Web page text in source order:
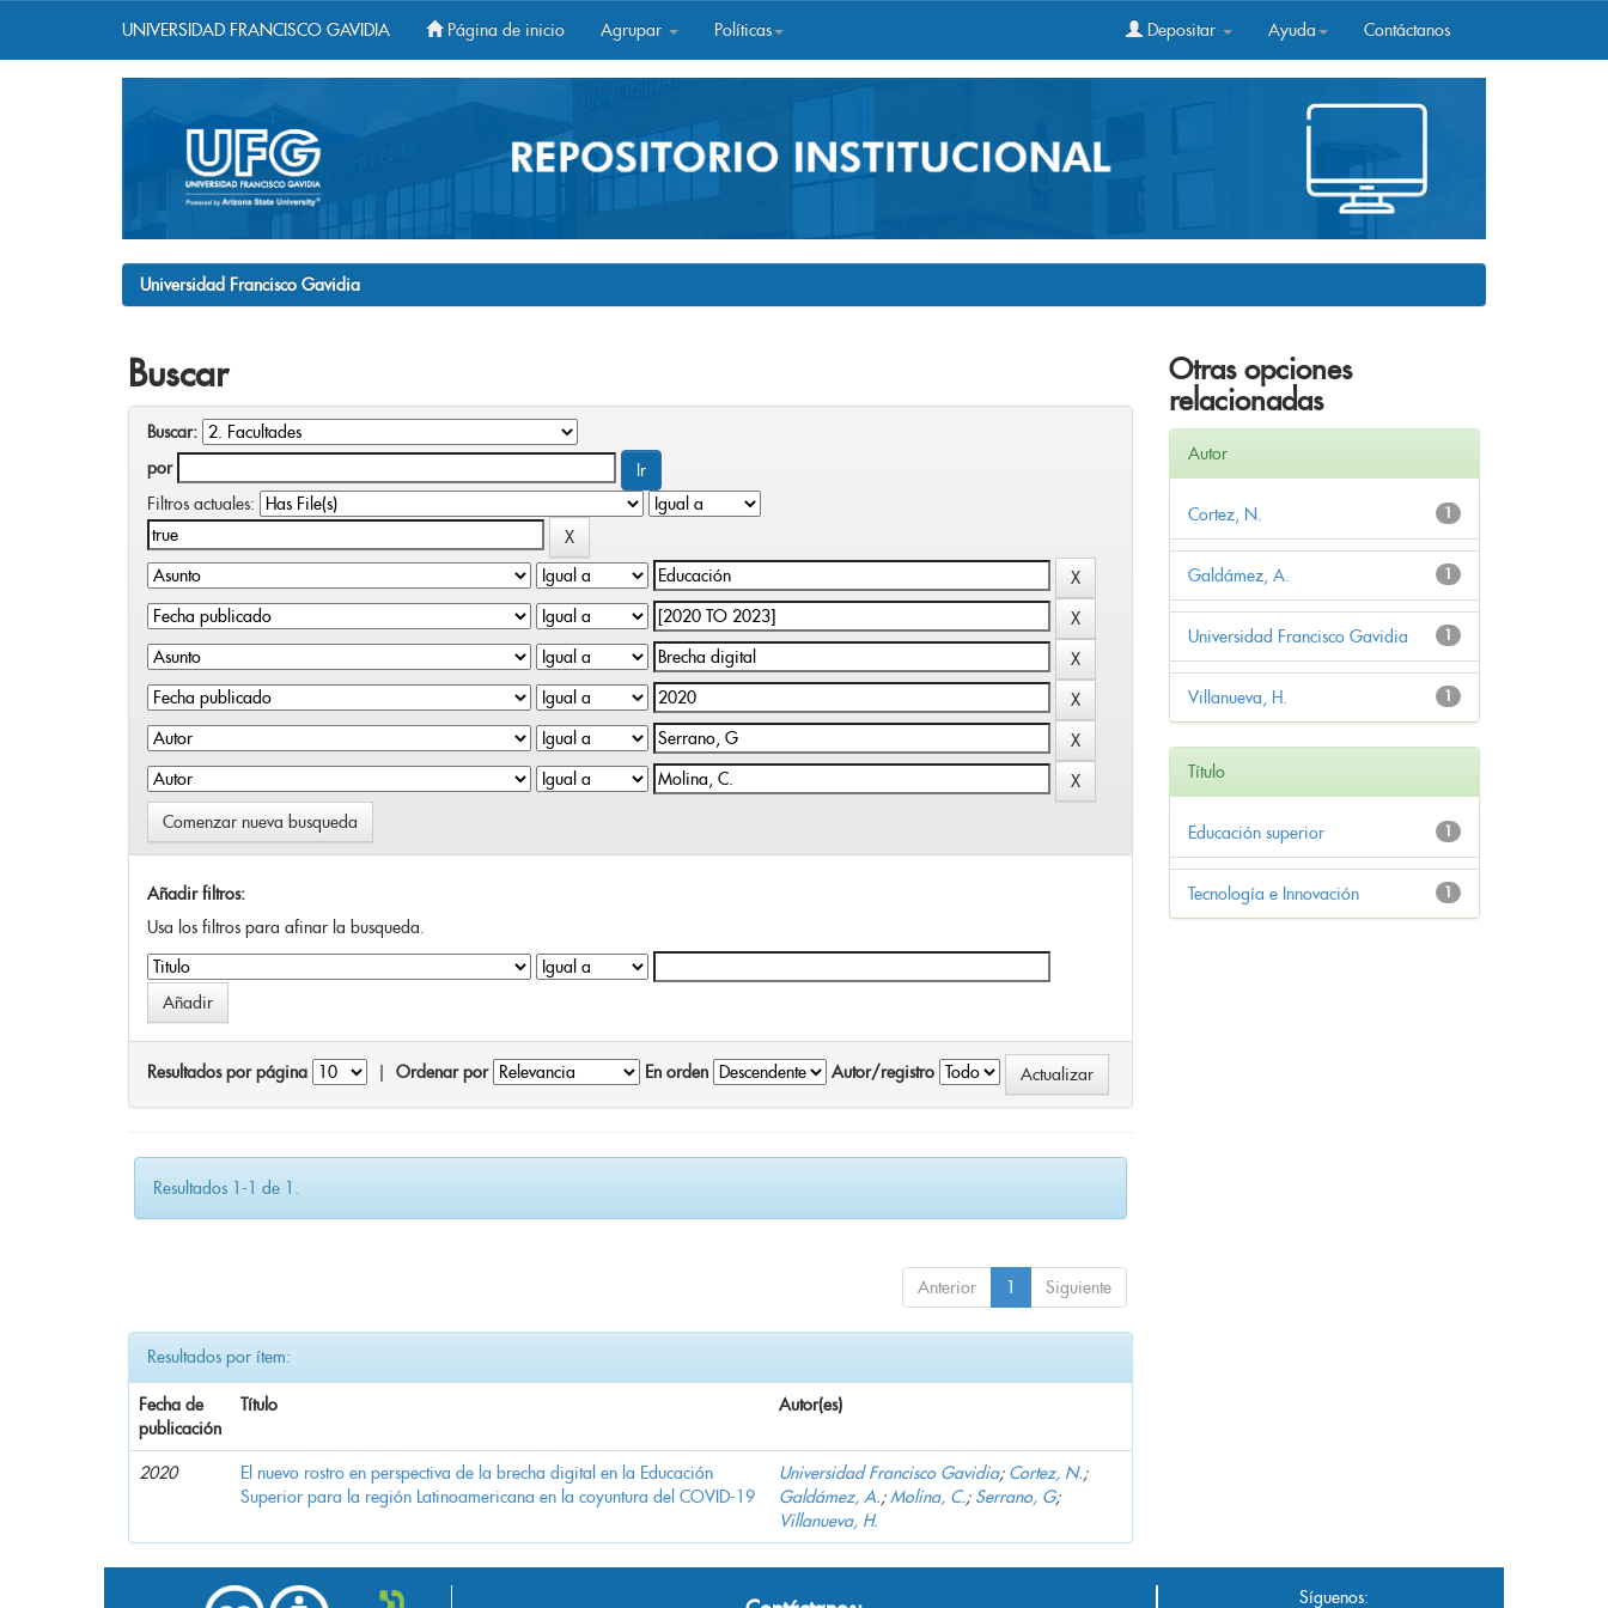
UNIVERSIDAD FRANCISCO GAVIDIA Página de inicio Agrupar Políticas Depositar Ayuda Contáctanos
Universidad Francisco Gavidia
Buscar
Buscar:
por
Filtros actuales:
Comenzar nueva busqueda
Añadir filtros:
Usa los filtros para afinar la busqueda.
Resultados por página Ordenar por En orden Autor/registro
Resultados 1-1 de 1.
Anterior 1 Siguiente
Resultados por ítem:
Fecha de
publicación
Título Autor(es)
2020
El nuevo rostro en perspectiva de la brecha digital en la Educación
Superior para la región Latinoamericana en la coyuntura del COVID-19
Universidad Francisco Gavidia; Cortez, N.;
Galdámez, A.;Molina, C.; Serrano, G;
Villanueva, H.
Otras opciones
relacionadas
Autor
1
Cortez, N.
1
Galdámez, A.
1
Universidad Francisco Gavidia
1
Villanueva, H.
Título
1
Educación superior
1
Tecnología e Innovación
Síguenos: